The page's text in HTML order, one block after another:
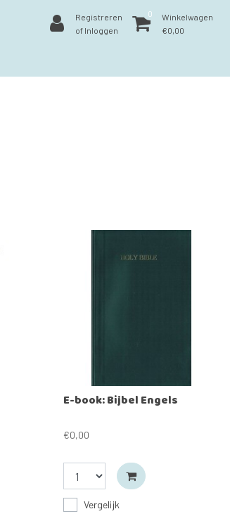
Registreren
of Inloggen
0
Winkelwagen
€0,00
E-book: Bijbel Engels
€0,00
Vergelijk